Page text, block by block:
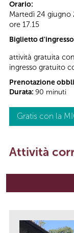
Orario:
Martedì 24 giugno
ore 17.15
Biglietto
attività gratuita
ingresso gratuito
Prenotazione
Durata: 90 minuti
Gratis con la
Attività